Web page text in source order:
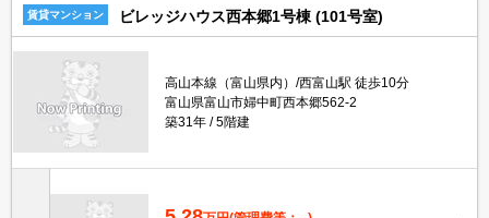
賃貸マンション ビレッジハウス西本郷1号棟 (101号室)
高山本線（富山県内）/西富山駅 徒歩10分
富山県富山市婦中町西本郷562-2
築31年
5階建